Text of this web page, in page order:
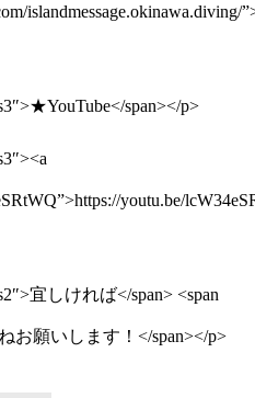
span></p>
youtu.be/
宜しければ</span> <span
お願いします！</span></p>